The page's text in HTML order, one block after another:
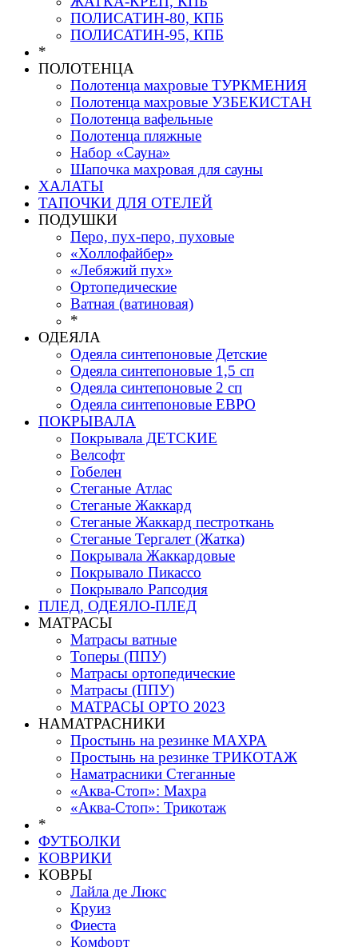
ПОЛИСАТИН-80, КПБ
ПОЛИСАТИН-95, КПБ
*
ПОЛОТЕНЦА
Полотенца махровые ТУРКМЕНИЯ
Полотенца махровые УЗБЕКИСТАН
Полотенца вафельные
Полотенца пляжные
Набор «Сауна»
Шапочка махровая для сауны
ХАЛАТЫ
ТАПОЧКИ ДЛЯ ОТЕЛЕЙ
ПОДУШКИ
Перо, пух-перо, пуховые
«Холлофайбер»
«Лебяжий пух»
Ортопедические
Ватная (ватиновая)
*
ОДЕЯЛА
Одеяла синтепоновые Детские
Одеяла синтепоновые 1,5 сп
Одеяла синтепоновые 2 сп
Одеяла синтепоновые ЕВРО
ПОКРЫВАЛА
Покрывала ДЕТСКИЕ
Велсофт
Гобелен
Стеганые Атлас
Стеганые Жаккард
Стеганые Жаккард пестроткань
Стеганые Тергалет (Жатка)
Покрывала Жаккардовые
Покрывало Пикассо
Покрывало Рапсодия
ПЛЕД, ОДЕЯЛО-ПЛЕД
МАТРАСЫ
Матраcы ватные
Топеры (ППУ)
Матрасы ортопедические
Матрасы (ППУ)
МАТРАСЫ ОРТО 2023
НАМАТРАСНИКИ
Простынь на резинке МАХРА
Простынь на резинке ТРИКОТАЖ
Наматрасники Стеганные
«Аква-Стоп»: Махра
«Аква-Стоп»: Трикотаж
*
ФУТБОЛКИ
КОВРИКИ
КОВРЫ
Лайла де Люкс
Круиз
Фиеста
Комфорт